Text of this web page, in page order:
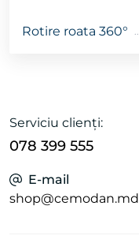
Rotire roata 360°
Serviciu clienți:
078 399 555
E-mail
shop@cemodan.md